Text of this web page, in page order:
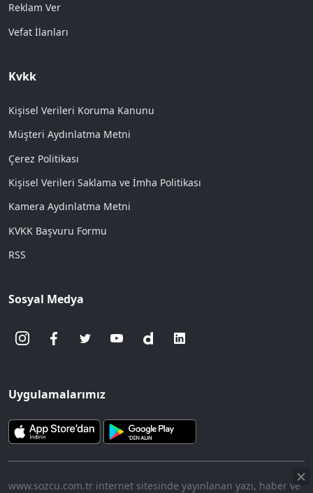
Reklam Ver
Vefat İlanları
Kvkk
Kişisel Verileri Koruma Kanunu
Müşteri Aydınlatma Metni
Çerez Politikası
Kişisel Verileri Saklama ve İmha Politikası
Kamera Aydınlatma Metni
KVKK Başvuru Formu
RSS
Sosyal Medya
Uygulamalarımız
www.sozcu.com.tr internet sitesinde yayınlanan yazı, haber ve